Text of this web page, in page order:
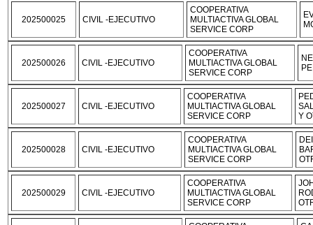
202500025 CIVIL -EJECUTIVO
COOPERATIVA
MULTIACTIVA GLOBAL
SERVICE CORP
202500026 CIVIL -EJECUTIVO
COOPERATIVA
MULTIACTIVA GLOBAL
SERVICE CORP
202500027 CIVIL -EJECUTIVO
COOPERATIVA
MULTIACTIVA GLOBAL
SERVICE CORP
Y
202500028 CIVIL -EJECUTIVO
COOPERATIVA
MULTIACTIVA GLOBAL
SERVICE CORP
202500029 CIVIL -EJECUTIVO
COOPERATIVA
MULTIACTIVA GLOBAL
SERVICE CORP